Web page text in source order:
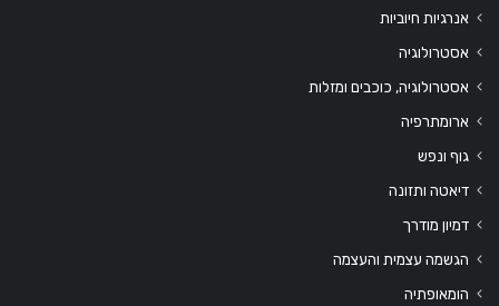
אנרגיות חיוביות
אסטרולוגיה
אסטרולוגיה, כוכבים ומזלות
ארומתרפיה
גוף ונפש
דיאטה ותזונה
דמיון מודרך
הגשמה עצמית והעצמה
הומאופתיה